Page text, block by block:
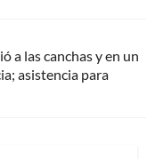
a las canchas y en un
asistencia para